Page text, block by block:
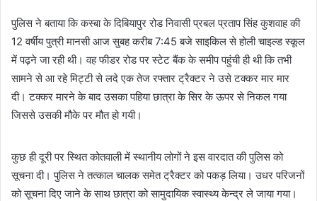
पुलिस ने‌ बताया कि कस्बा के दिबियापुर रोड निवासी प्रबल प्रताप सिंह कुशवाह की
12 वर्षीय पुत्री मानसी आज सुबह करीब 7:45 बजे साइकिल से होली चाइल्ड स्कूल
में पढ़ने जा रही थी। वह फीडर रोड पर स्टेट बैंक के समीप पहुंची ही थी कि तभी
सामने से आ रहे मिट्टी से लदे एक तेज रफ्तार ट्रैक्टर ने उसे टक्कर मार मार
दी। टक्कर मारने के बाद उसका पहिया छात्रा के सिर के ऊपर से निकल गया
जिससे उसकी मौके पर मौत हो गयी।
कुछ ही दूरी पर स्थित कोतवाली में स्थानीय लोगों ने इस वारदात की पुलिस को
सूचना दी। पुलिस ने तत्काल चालक समेत ट्रैक्टर को पकड़ लिया। उधर परिजनों
को सूचना दिए जाने के साथ छात्रा को सामुदायिक स्वास्थ्य केन्द्र ले जाया गया।